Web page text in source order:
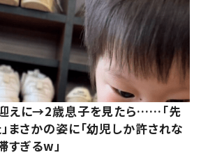
えに→2歳息子を見たら……「先
まさかの姿に「幼児しか許されな
すぎるw」